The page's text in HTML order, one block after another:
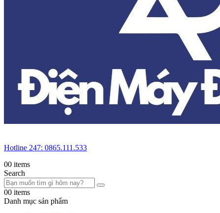
Hotline 247: 0865.111.533
00 items
Search
00 items
Danh mục sản phẩm